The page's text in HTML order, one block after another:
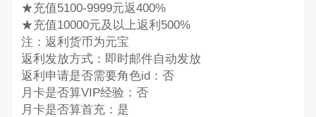
★充值5100-9999元返400%
★充值10000元及以上返利500%
注：返利货币为元宝
返利发放方式：即时邮件自动发放
返利申请是否需要角色id：否
月卡是否算VIP经验：否
月卡是否算首充：是